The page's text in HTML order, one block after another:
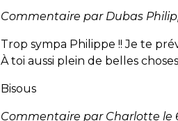
Commentaire par Dubas
Trop sympa Philippe !! Je te
À toi aussi plein de belles
Bisous
Commentaire par Charlotte le